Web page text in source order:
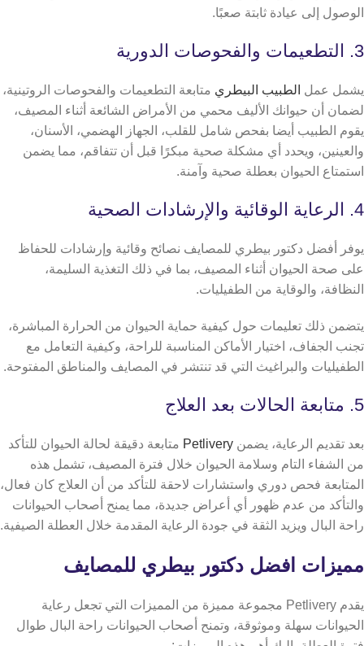
الوصول إلى عيادة ثابتة صعبًا.
3. التطعيمات والفحوصات الدورية
يشمل عمل الطبيب البيطري متابعة التطعيمات والفحوصات الروتينية،
لضمان أن حيوانك الأليف محمي من الأمراض الشائعة أثناء المصيف،
يقوم الطبيب أيضا بفحص شامل للقلب، الجهاز الهضمي، الأسنان،
والعينين، ويحدد أي مشكلة صحية مبكرًا قبل أن تتفاقم، مما يضمن
استمتاع الحيوان بعطلة صحية وآمنة.
4. الرعاية الوقائية والإرشادات الصحية
يوفر أفضل دكتور بيطري للمصايف نصائح وقائية وإرشادات للحفاظ
على صحة الحيوان أثناء المصيف، بما في ذلك التغذية السليمة،
النظافة، والوقاية من الطفيليات.
يتضمن ذلك تعليمات حول كيفية حماية الحيوان من الحرارة المباشرة،
تجنب الجفاف، اختيار الأماكن المناسبة للراحة، وكيفية التعامل مع
الطفيليات والبراغيث التي قد تنتشر في المصايف والمناطق المفتوحة.
5. متابعة الحالات بعد العلاج
بعد تقديم الرعاية، يضمن Petlivery متابعة دقيقة لحالة الحيوان للتأكد
من الشفاء التام وسلامة الحيوان خلال فترة المصيف، تشمل هذه
المتابعة فحص دوري واستشارات لاحقة للتأكد من أن العلاج كان فعال،
والتأكد من عدم ظهور أي أعراض جديدة، مما يمنح أصحاب الحيوانات
راحة البال ويزيد الثقة في جودة الرعاية المقدمة خلال العطلة الصيفية.
مميزات افضل دكتور بيطري للمصايف
يقدم Petlivery مجموعة مميزة من المميزات التي تجعل رعاية
الحيوانات سهلة وموثوقة، وتمنح أصحاب الحيوانات راحة البال طوال